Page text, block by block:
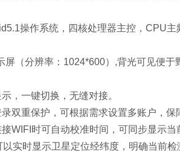
操作系统，四核处理器主控，CPU
屏（分辨率：1024*600）,背光可见便
，一键切换，无缝对接。
双重保护，可根据需求设置多账户，保
WIFI时可自动校准时间，可同步显示
实时显示卫星定位经纬度，明确当前检